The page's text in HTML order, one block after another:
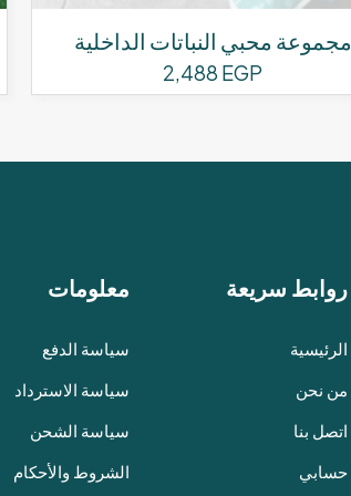
مجموعة محبي النباتات الداخلية
2,488 EGP
روابط سريعة
الرئيسية
من نحن
اتصل بنا
حسابي
معلومات
سياسة الدفع
سياسة الاسترداد
سياسة الشحن
الشروط والأحكام